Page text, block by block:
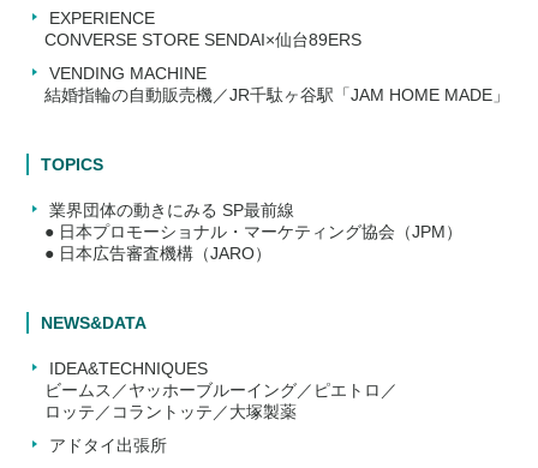
EXPERIENCE
CONVERSE STORE SENDAI×仙台89ERS
VENDING MACHINE
結婚指輪の自動販売機／JR千駄ヶ谷駅「JAM HOME MADE」
TOPICS
業界団体の動きにみる SP最前線
● 日本プロモーショナル・マーケティング協会（JPM）
● 日本広告審査機構（JARO）
NEWS&DATA
IDEA&TECHNIQUES
ビームス／ヤッホーブルーイング／ピエトロ／
ロッテ／コラントッテ／大塚製薬
アドタイ出張所